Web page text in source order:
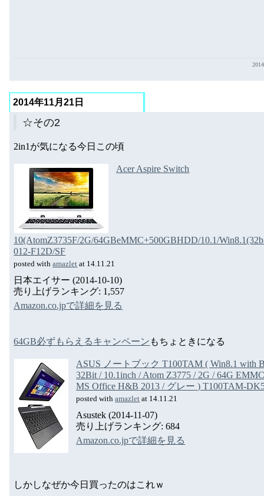
2014年11月21日
☆その2
2in1が気になる今日この頃
Acer Aspire Switch
10(AtomZ3735F/2G/64GBeMMC+500GBHDD/10.1/
012-F12D/SF
posted withamazlet at 14.11.21
日本エイサー (2014-10-10)
売り上げランキング: 1,557
Amazon.co.jpで詳細を見る
64GB必ずもらえるキャンペーン もちょときになる
ASUS ノートブック T100TAM ( Win8.1 with
32Bit / 10.1inch / Atom Z3775 / 2G / 64G
MS Office H&B 2013 / グレー ) T100TAM-
posted withamazlet at 14.11.21
Asustek (2014-11-07)
売り上げランキング: 684
Amazon.co.jpで詳細を見る
しかしなぜか今日買ったのはこれｗ